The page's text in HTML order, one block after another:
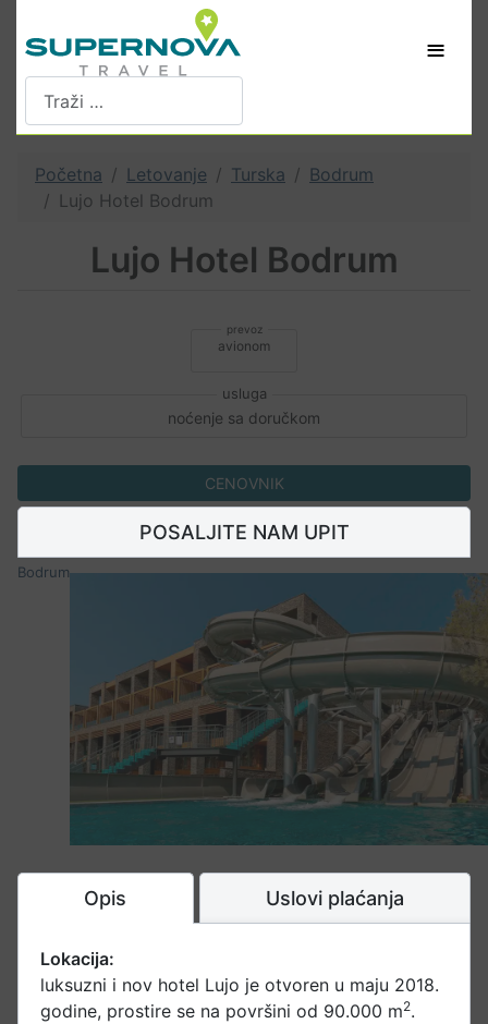
≡
Pretraži
Početna Letovanje Turska
Bodrum
Lujo Hotel Bodrum
Lujo Hotel Bodrum
avionom
noćenje sa doručkom
CENOVNIK
POSALJITE NAM UPIT
Bodrum
Opis Uslovi plaćanja
Lokacija:
luksuzni i nov hotel Lujo je otvoren u maju 2018.
godine, prostire se na površini od 90.000 m2.